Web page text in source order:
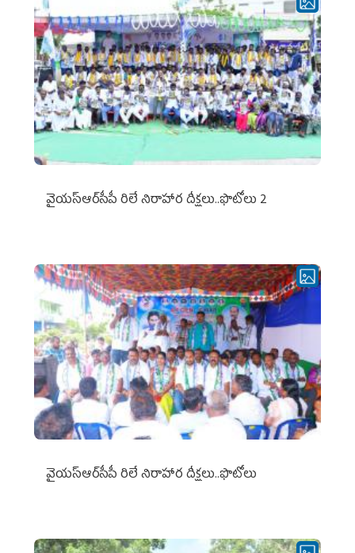
వైయ‌స్ఆర్‌సీపీ రిలే నిరాహార దీక్షలు..ఫొటోలు 2
వైయ‌స్ఆర్‌సీపీ రిలే నిరాహార దీక్షలు..ఫొటోలు